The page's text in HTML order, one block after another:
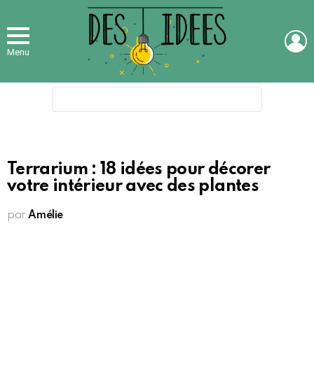
Menu
Terrarium : 18 idées pour décorer
votre intérieur avec des plantes
par Amélie